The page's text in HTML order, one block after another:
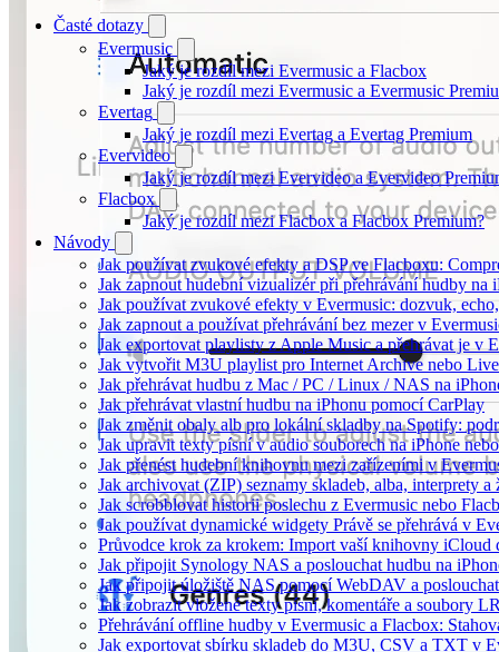
Časté dotazy
Evermusic
Jaký je rozdíl mezi Evermusic a Flacbox
Jaký je rozdíl mezi Evermusic a Evermusic
Evertag
Jaký je rozdíl mezi Evertag a Evertag Premium
Evervideo
Jaký je rozdíl mezi Evervideo a Evervideo
Flacbox
Jaký je rozdíl mezi Flacbox a Flacbox Premium?
Návody
Jak používat zvukové efekty a DSP ve Flacboxu:
Jak zapnout hudební vizualizér při přehrávání hudby na
Jak používat zvukové efekty v Evermusic: dozvuk,
Jak zapnout a používat přehrávání bez mezer v
Jak exportovat playlisty z Apple Music a přehrávat je v
Jak vytvořit M3U playlist pro Internet Archive nebo
Jak přehrávat hudbu z Mac / PC / Linux / NAS na
Jak přehrávat vlastní hudbu na iPhonu pomocí CarPlay
Jak změnit obaly alb pro lokální skladby na Spotify:
Jak upravit texty písní v audio souborech na iPhone
Jak přenést hudební knihovnu mezi zařízeními v
Jak archivovat (ZIP) seznamy skladeb, alba, interprety
Jak scrobblovat historii poslechu z Evermusic nebo
Jak používat dynamické widgety Právě se přehrává v
Průvodce krok za krokem: Import vaší knihovny iCloud
Jak připojit Synology NAS a poslouchat hudbu na
Jak připojit úložiště NAS pomocí WebDAV a
Jak zobrazit vložené texty písní, komentáře a soubory
Přehrávání offline hudby v Evermusic a Flacbox:
Jak exportovat sbírku skladeb do M3U, CSV a TXT v